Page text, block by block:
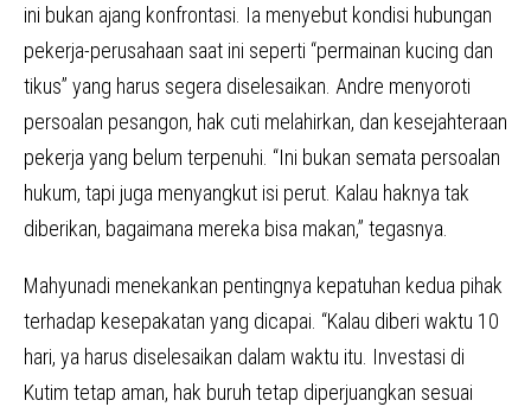
ini bukan ajang konfrontasi. Ia menyebut kondisi hubungan
pekerja-perusahaan saat ini seperti “permainan kucing dan
tikus” yang harus segera diselesaikan. Andre menyoroti
persoalan pesangon, hak cuti melahirkan, dan kesejahteraan
pekerja yang belum terpenuhi. “Ini bukan semata persoalan
hukum, tapi juga menyangkut isi perut. Kalau haknya tak
diberikan, bagaimana mereka bisa makan,” tegasnya.
Mahyunadi menekankan pentingnya kepatuhan kedua pihak
terhadap kesepakatan yang dicapai. “Kalau diberi waktu 10
hari, ya harus diselesaikan dalam waktu itu. Investasi di
Kutim tetap aman, hak buruh tetap diperjuangkan sesuai